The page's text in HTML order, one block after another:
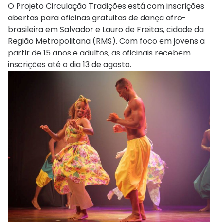
O Projeto Circulação Tradições está com inscrições
abertas para oficinas gratuitas de dança afro-
brasileira em Salvador e Lauro de Freitas, cidade da
Região Metropolitana (RMS). Com foco em jovens a
partir de 15 anos e adultos, as oficinais recebem
inscrições até o dia 13 de agosto.